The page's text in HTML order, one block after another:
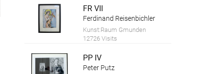
FR VII
Ferdinand Reisenbichler
Kunst:Raum Gmunden
12726 Visits
PP IV
Peter Putz